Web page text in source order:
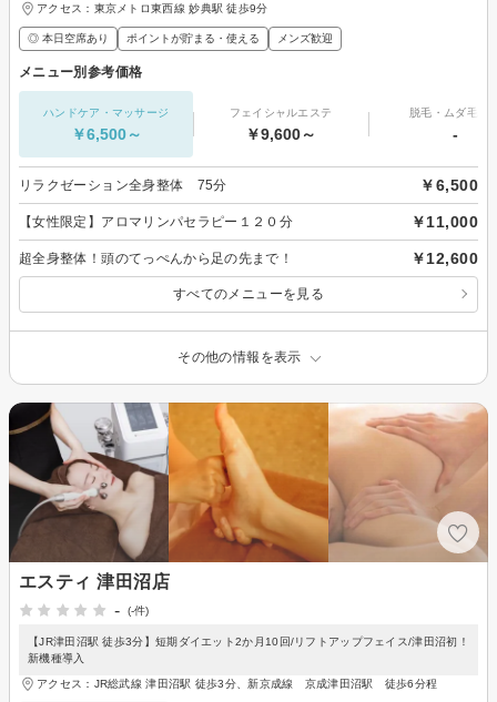
アクセス：東京メトロ東西線 妙典駅 徒歩9分
◎ 本日空席あり ポイントが貯まる・使える メンズ歓迎
メニュー別参考価格
ハンドケア・マッサージ
￥6,500～
フェイシャルエステ
￥9,600～
脱毛・ムダ毛処
-
リラクゼーション全身整体 75分 ￥6,500
【女性限定】アロマリンパセラピー１２０分 ￥11,000
超全身整体！頭のてっぺんから足の先まで！ ￥12,600
すべてのメニューを見る
その他の情報を表示
エスティ 津田沼店
-
(-件)
【JR津田沼駅 徒歩3分】短期ダイエット2か月10回/リフトアップフェイス/津田沼初！
新機種導入
アクセス：JR総武線 津田沼駅 徒歩3分、新京成線 京成津田沼駅 徒歩6分程